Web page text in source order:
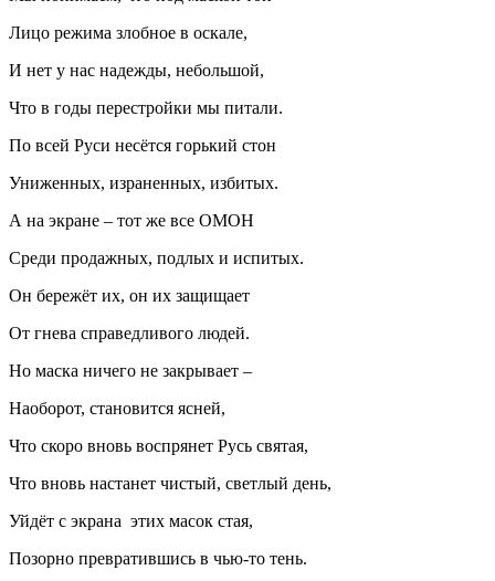
Лицо режима злобное в оскале,
И нет у нас надежды, небольшой,
Что в годы перестройки мы питали.
По всей Руси несётся горький стон
Униженных, израненных, избитых.
А на экране – тот же все ОМОН
Среди продажных, подлых и испитых.
Он бережёт их, он их защищает
От гнева справедливого людей.
Но маска ничего не закрывает –
Наоборот, становится ясней,
Что скоро вновь воспрянет Русь святая,
Что вновь настанет чистый, светлый день,
Уйдёт с экрана этих масок стая,
Позорно превратившись в чью-то тень.